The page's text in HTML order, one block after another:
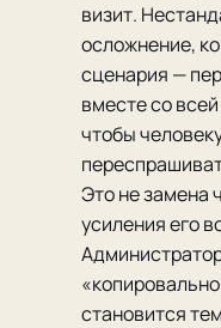
визит.
осложнение,
сценария —
вместе со
чтобы
Это не замена
усиления его
становится